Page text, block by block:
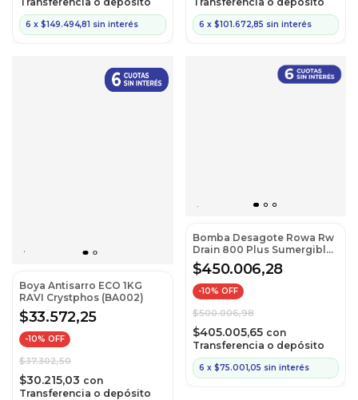
6 x $149.494,81 sin interés 6 x $101.672,85 sin interés
Boya Antisarro ECO 1KG
RAVI Crystphos (BA002)
$33.572,25
-10% OFF
$37.302,50
$30.215,03 con
Transferencia o depósito
Bomba Desagote Rowa Rw
Drain 800 Plus Sumergible
220 V Ar Verde
$450.006,28
-10% OFF
$500.006,98
$405.005,65 con
Transferencia o depósito
6 x $75.001,05 sin interés